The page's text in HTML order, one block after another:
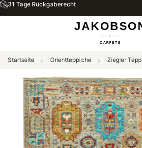
31 Tage Rückgaberecht
Startseite Orientteppiche Ziegler